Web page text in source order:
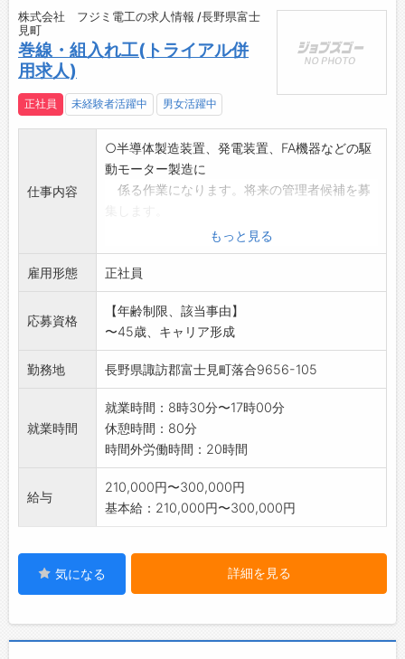
株式会社 フジミ電工の求人情報 /長野県富士
見町
巻線・組入れ工(トライアル併
用求人)
正社員 未経験者活躍中 男女活躍中
仕事内容
○半導体製造装置、発電装置、FA機器などの駆
動モーター製造に
係る作業になります。将来の管理者候補を募
・巻線機を使用しての巻線作業
・手作業でのコイルの鉄芯挿入作業
・ハンダによる溶接組立
・目視検査 など
トライアル併用求人(3ヶ月・時給1061円)
*事前の工場見学も可能です。お問い合わせくだ
さい。
※変更範囲:変更なし
もっと見る
雇用形態 正社員
応募資格
【年齢制限、該当事由】
〜45歳、キャリア形成
勤務地 長野県諏訪郡富士見町落合9656-105
就業時間
就業時間：8時30分〜17時00分
休憩時間：80分
時間外労働時間：20時間
給与
210,000円〜300,000円
基本給：210,000円〜300,000円
気になる 詳細を見る